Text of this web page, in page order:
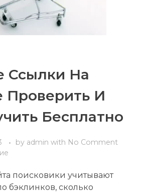
Ссылки На
Проверить И
Бесплатно
by admin with No Comment
поисковики учитывают
бэклинков, сколько